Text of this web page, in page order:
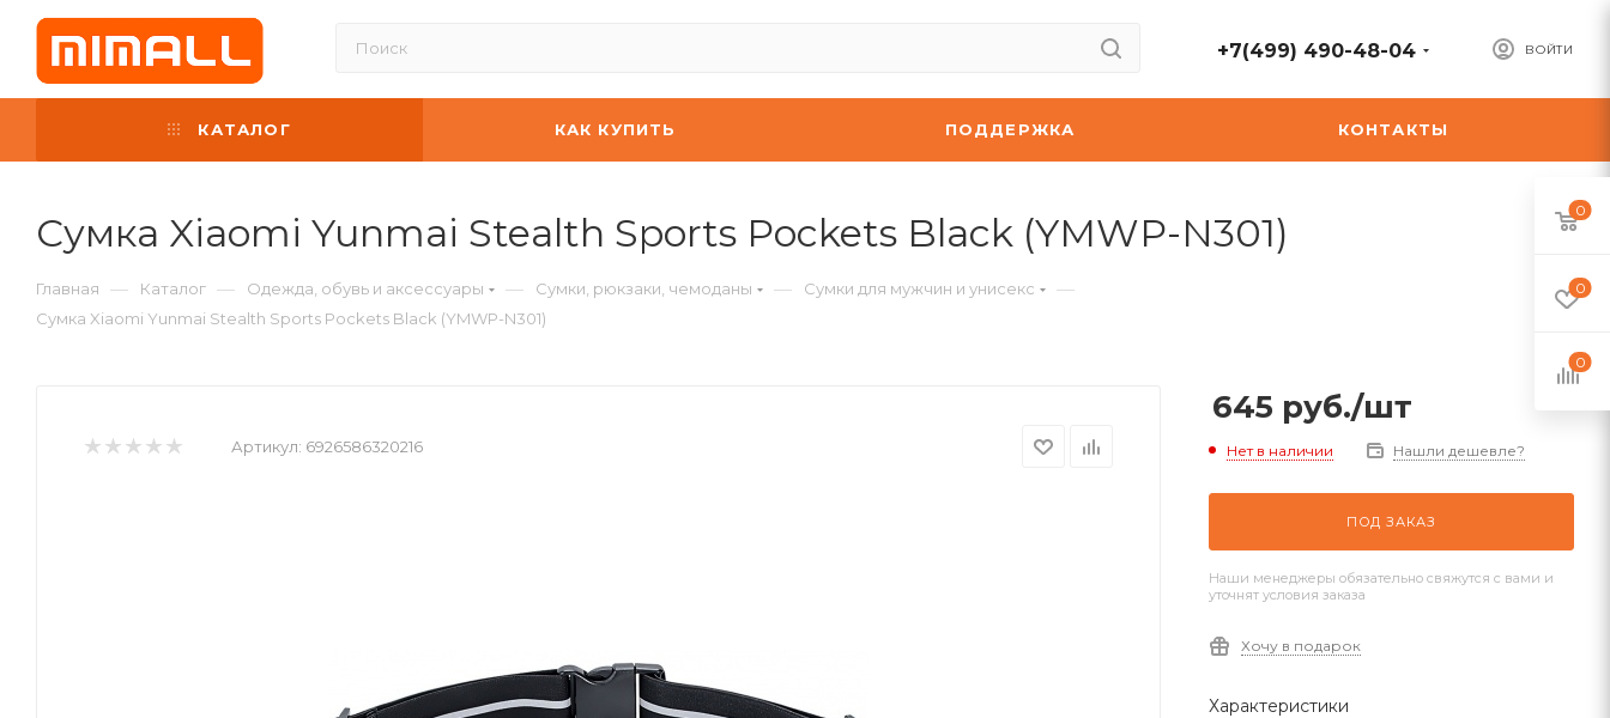
ВОЙТИ
+7(499) 490-48-04
КАТАЛОГ КАК КУПИТЬ ПОДДЕРЖКА КОНТАКТЫ
Сумка Xiaomi Yunmai Stealth Sports Pockets Black (YMWP-N301)
Главная — Каталог — Одежда, обувь и аксессуары — Сумки, рюкзаки, чемоданы — Сумки для мужчин и унисекс —
Сумка Xiaomi Yunmai Stealth Sports Pockets Black (YMWP-N301)
Артикул: 6926586320216
645 руб./шт
Нет в наличии Нашли дешевле?
ПОД ЗАКАЗ
Наши менеджеры обязательно свяжутся с вами и
уточнят условия заказа
Хочу в подарок
Характеристики
0
0
0